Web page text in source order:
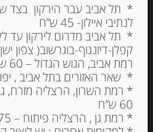
* תל אביב עבר הירקון בצד
לנתיבי איילון- 45 ש”ח
* תל אביב מדרום לירקון עד
קפלן-דיזנגוף-בוגרשוב( צפון
רמת אביב, הגוש הגדול – 60 ש”ח
* שאר האזורים בתל אביב , יפו 75 ש”ח
* רמת השרון, הרצליה מזרח,
60 ש”ח
* רמת גן , הרצליה פיתוח – 75 ש”ח